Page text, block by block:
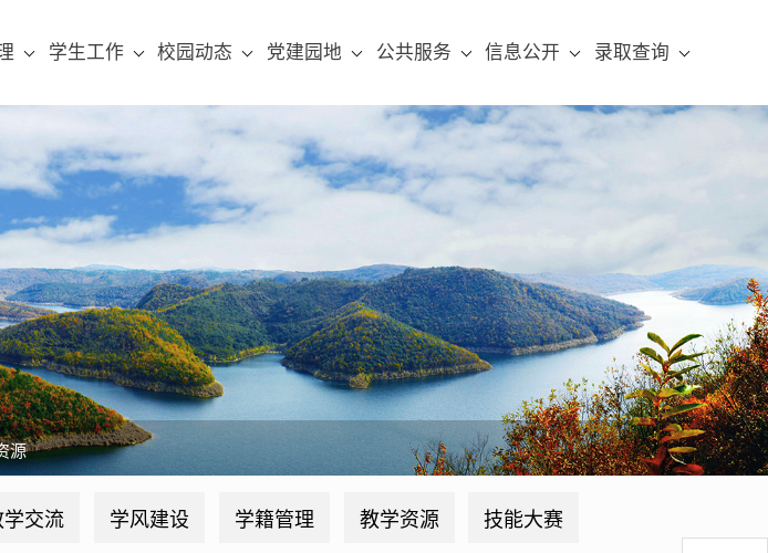
学生工作 校园动态 党建园地 公共服务 信息公开 录取查询
源
学交流 学风建设 学籍管理 教学资源 技能大赛